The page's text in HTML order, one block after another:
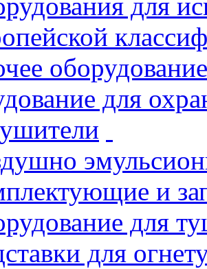
оборудование
для
и
для
для